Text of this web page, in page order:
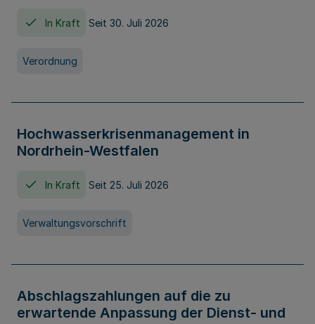
In Kraft Seit 30. Juli 2026
Verordnung
Hochwasserkrisenmanagement in
Nordrhein-Westfalen
In Kraft Seit 25. Juli 2026
Verwaltungsvorschrift
Abschlagszahlungen auf die zu
erwartende Anpassung der Dienst- und